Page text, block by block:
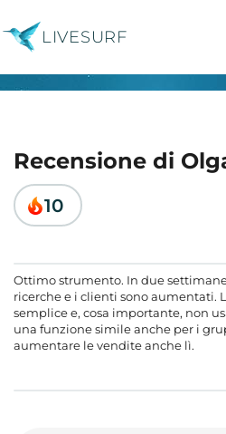
LIVESURF
Recensione di
10
Ottimo strumento. In due
ricerche e i clienti sono aumentati.
semplice e, cosa importante, non
una funzione simile anche per i
aumentare le vendite anche lì.